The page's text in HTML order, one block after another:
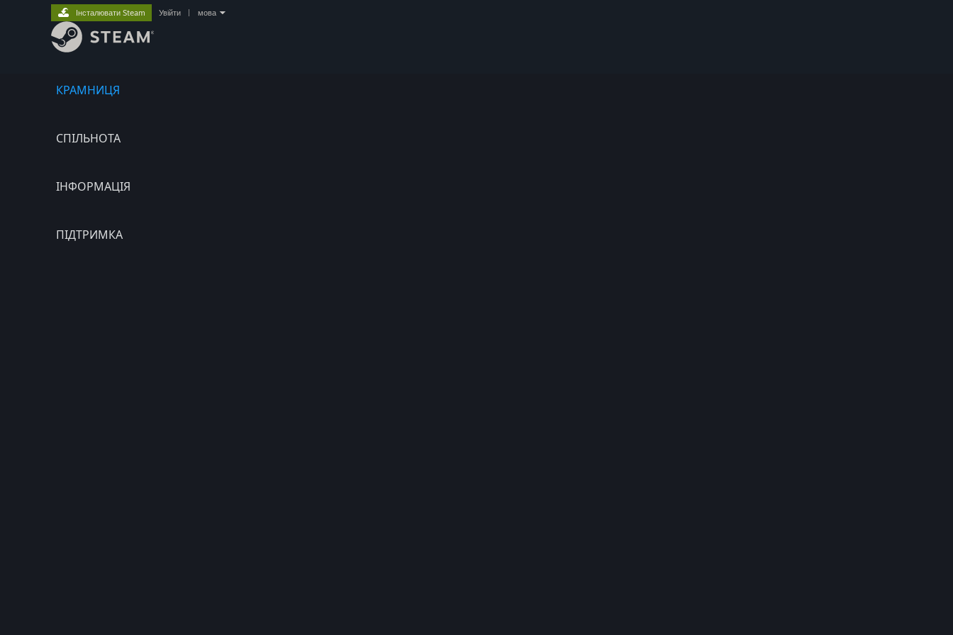
КРАМНИЦЯ
СПІЛЬНОТА
ІНФОРМАЦІЯ
ПІДТРИМКА
Інсталювати Steam Увійти мова